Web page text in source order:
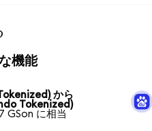
機能
から
Tokenized)
GSon に相当